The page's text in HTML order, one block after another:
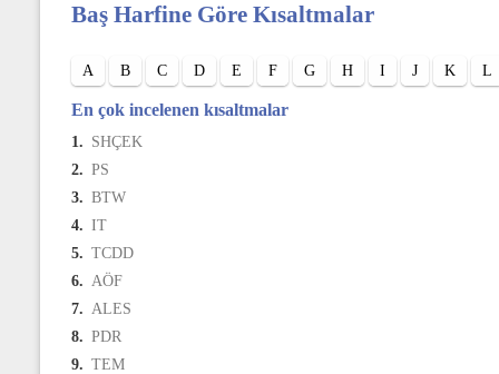
Baş Harfine Göre Kısaltmalar
A B C D E F G H I J K L
En çok incelenen kısaltmalar
1. SHÇEK
2. PS
3. BTW
4. IT
5. TCDD
6. AÖF
7. ALES
8. PDR
9. TEM